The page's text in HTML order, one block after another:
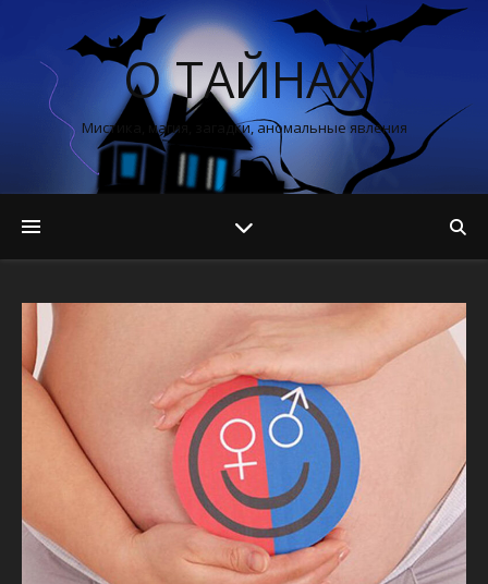
О ТАЙНАХ
Мистика, магия, загадки, аномальные явления